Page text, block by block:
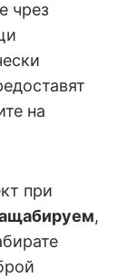
чрез
на
при
,